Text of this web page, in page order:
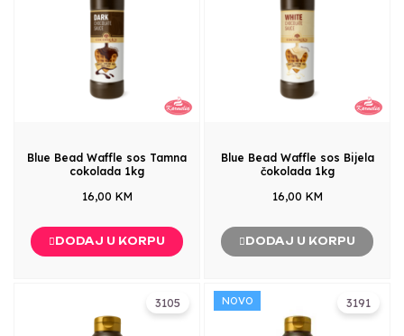
Blue Bead Waffle sos Tamna
cokolada 1kg
16,00 KM
DODAJ U KORPU
Blue Bead Waffle sos Bijela
čokolada 1kg
16,00 KM
DODAJ U KORPU
3105 3191
NOVO